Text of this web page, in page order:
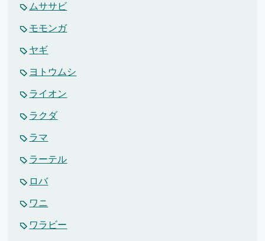
ムササビ
モモンガ
ヤギ
ヨトウムシ
ライオン
ラクダ
ラマ
ラーテル
ロバ
ワニ
ワラビー